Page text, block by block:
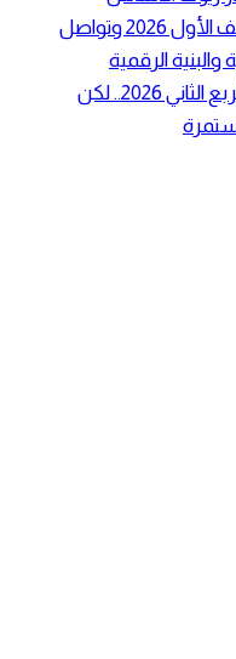
stc تؤكد قوة أدائها في النصف الأول 2026 وتواصل
الرقمية
سابك تقلص خسائرها في الربع الثاني 2026.. لكن